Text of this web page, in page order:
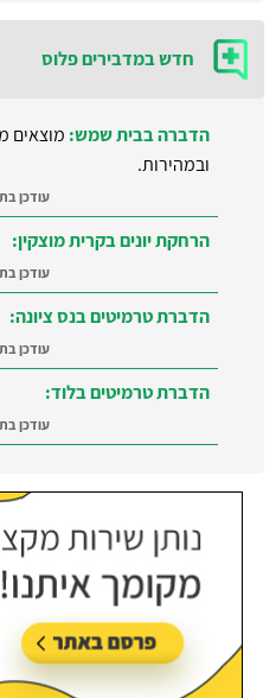
חדש במדבירים פלוס
הדברה בבית שמש: מוצאים
ובמהירות.
עודכן
הרחקת יונים בקרית מוצקין:
עודכן
הדברת טרמיטים בנס ציונה:
עודכן
הדברת טרמיטים בלוד:
עודכן
ברמת השרון והסביבה
עודכן